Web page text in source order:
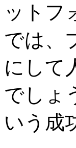
ットフ
では、
にして
でしょ
いう成